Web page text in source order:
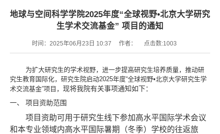
地球与空间科学学院2025年度“全球视野•北京大学研究
生学术交流基金” 项目的通知
时间：2025年06月23日 10:37 作者： 点击数:1003
为扩大研究生的学术视野，进一步提高研究生培养质量，推动研
究生教育国际化，研究生院启动2025年度“全球视野•北京大学研究生学
术交流基金”项目， 现将我院有关事项通知如下：
一、 项目资助范围
项目资助可用于研究生线下参加高水平国际学术会议
和本专业领域内高水平国际暑期（冬季）学校的往返旅